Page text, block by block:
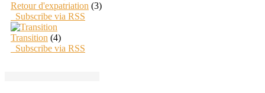
Retour d'expatriation (3)
Subscribe via RSS
Transition (4)
Subscribe via RSS